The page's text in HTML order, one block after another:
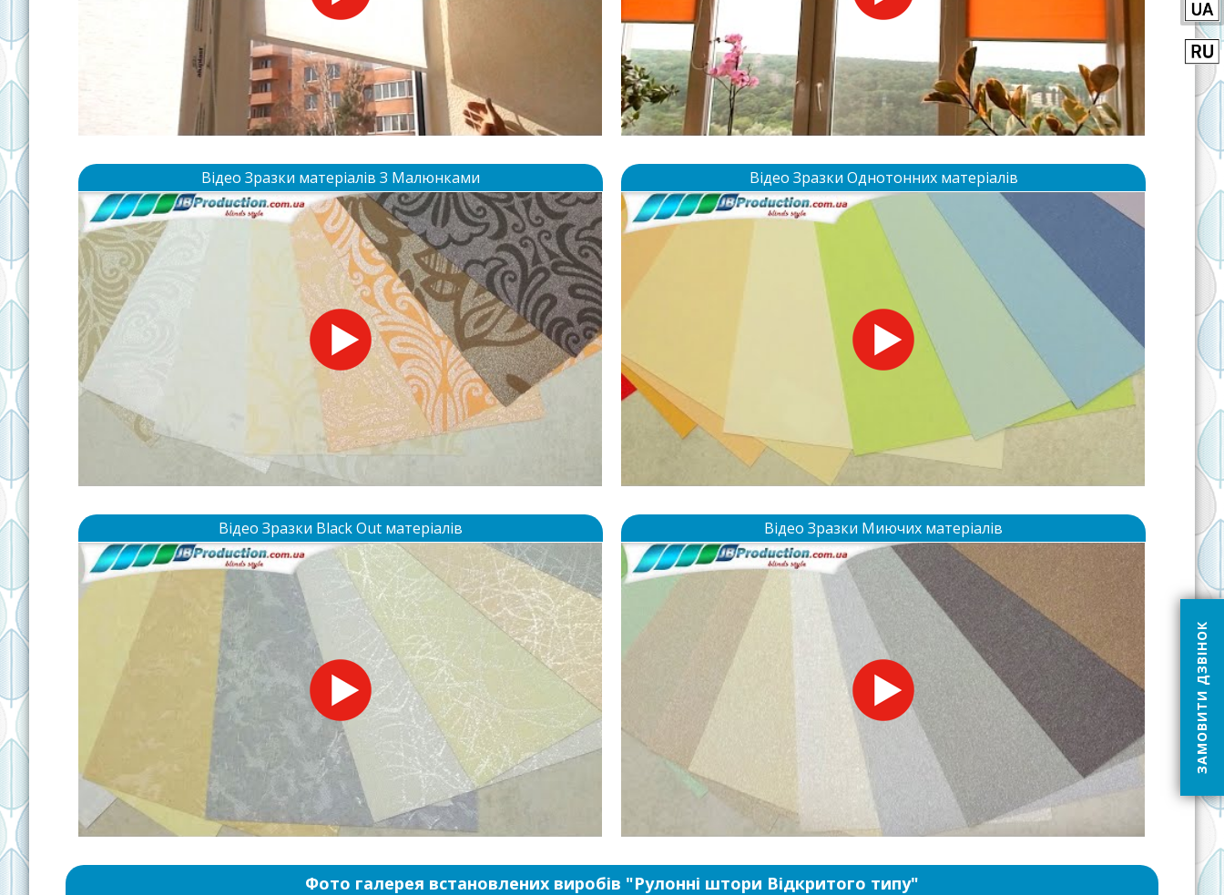
ЗАМОВИТИ ДЗВІНОК
Відео Зразки матеріалів З Малюнками Відео Зразки Однотонних матеріалів
Відео Зразки Black Out матеріалів Відео Зразки Миючих матеріалів
Фото галерея встановлених виробів "Рулонні штори Відкритого типу"